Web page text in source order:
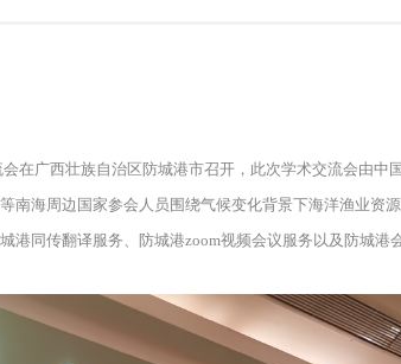
在广西壮族自治区防城港市召开，此次学术交流会由
南海周边国家参会人员围绕气候变化背景下海洋渔业
同传翻译服务、防城港zoom视频会议服务以及防城港